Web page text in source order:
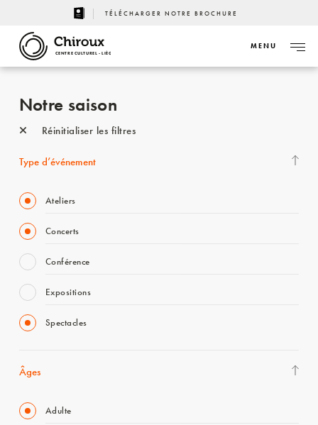
TÉLÉCHARGER NOTRE BROCHURE
CENTRE CULTUREL - LIÈGE
MENU
Notre saison
Réinitialiser les filtres
Type d’événement
Ateliers
Concerts
Conférence
Expositions
Spectacles
Âges
Adulte